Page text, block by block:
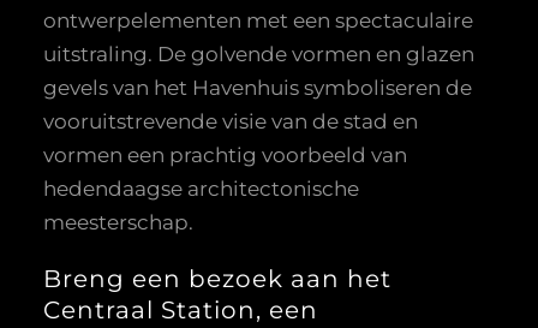
ontwerpelementen met een spectaculaire
uitstraling. De golvende vormen en glazen
gevels van het Havenhuis symboliseren de
vooruitstrevende visie van de stad en
vormen een prachtig voorbeeld van
hedendaagse architectonische
meesterschap.
Breng een bezoek aan het
Centraal Station, een